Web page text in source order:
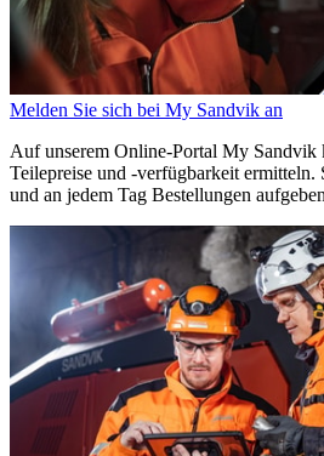
Melden Sie sich bei My Sandvik an
Auf unserem Online-Portal My Sandvik
Teilepreise und -verfügbarkeit ermitteln.
und an jedem Tag Bestellungen